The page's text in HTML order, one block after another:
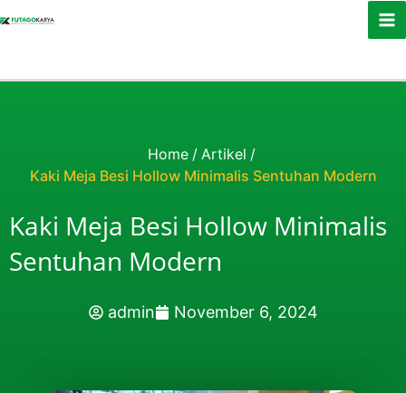
Home / Artikel /
Kaki Meja Besi Hollow Minimalis Sentuhan Modern
Kaki Meja Besi Hollow Minimalis
Sentuhan Modern
admin November 6, 2024